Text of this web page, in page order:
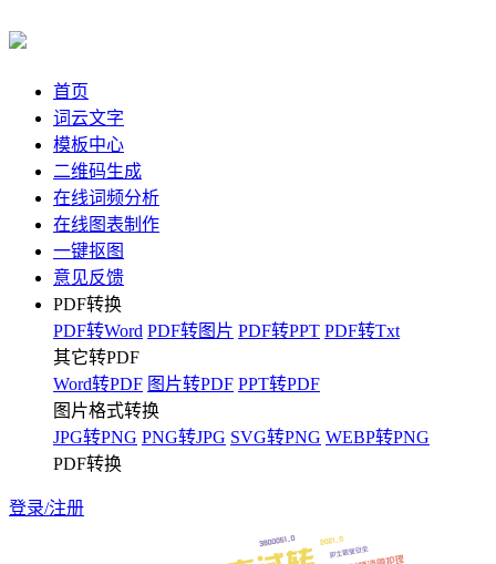
首页
词云文字
模板中心
二维码生成
在线词频分析
在线图表制作
一键抠图
意见反馈
PDF转换
PDF转Word PDF转图片 PDF转PPT PDF转Txt
其它转PDF
Word转PDF 图片转PDF PPT转PDF
图片格式转换
JPG转PNG PNG转JPG SVG转PNG WEBP转PNG
PDF转换
登录/注册